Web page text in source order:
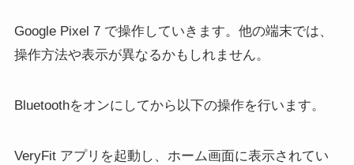
Google Pixel 7 で操作していきます。他の端末では、
操作方法や表示が異なるかもしれません。
Bluetoothをオンにしてから以下の操作を行います。
VeryFit アプリを起動し、ホーム画面に表示されてい